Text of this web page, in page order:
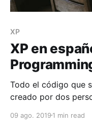
XP
XP en
Todo el código que
creado por dos
software sin afectar
09 ago. 2019 1 min read